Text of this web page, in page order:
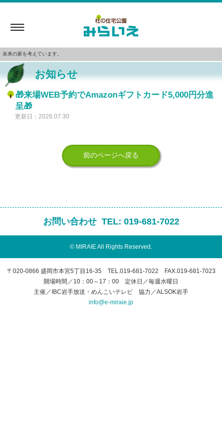
Toggle
未来の家を考えています。
お知らせ
🎁来場WEB予約でAmazonギフトカード5,000円分進
呈🎁
更新日：2026.07.30
前のページへ戻る
お問い合わせ TEL: 019-681-7022
© MIRAIE All Rights Reserved.
〒020-0866 盛岡市本宮5丁目16-35 TEL.019-681-7022 FAX.019-681-7023
開場時間／10：00～17：00 定休日／毎週水曜日
主催／IBC岩手放送・めんこいテレビ 協力／ALSOK岩手
info@e-miraie.jp